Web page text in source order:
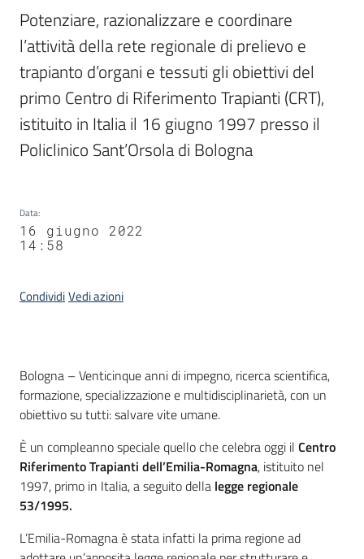
Potenziare, razionalizzare e coordinare
l’attività della rete regionale di prelievo e
trapianto d’organi e tessuti gli obiettivi del
primo Centro di Riferimento Trapianti (CRT),
istituito in Italia il 16 giugno 1997 presso il
Policlinico Sant’Orsola di Bologna
Data:
16 giugno 2022
14:58
CondividiVedi azioni
Contenuto
Bologna – Venticinque anni di impegno, ricerca scientifica,
formazione, specializzazione e multidisciplinarietà, con un
obiettivo su tutti: salvare vite umane.
È un compleanno speciale quello che celebra oggi il Centro
Riferimento Trapianti dell’Emilia-Romagna, istituito nel
1997, primo in Italia, a seguito della legge regionale
53/1995.
L’Emilia-Romagna è stata infatti la prima regione ad